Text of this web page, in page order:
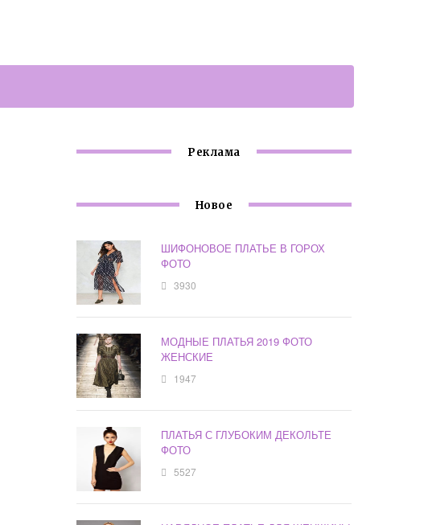
Реклама
Новое
ШИФОНОВОЕ ПЛАТЬЕ В ГОРОХ
ФОТО
3930
МОДНЫЕ ПЛАТЬЯ 2019 ФОТО
ЖЕНСКИЕ
1947
ПЛАТЬЯ С ГЛУБОКИМ ДЕКОЛЬТЕ
ФОТО
5527